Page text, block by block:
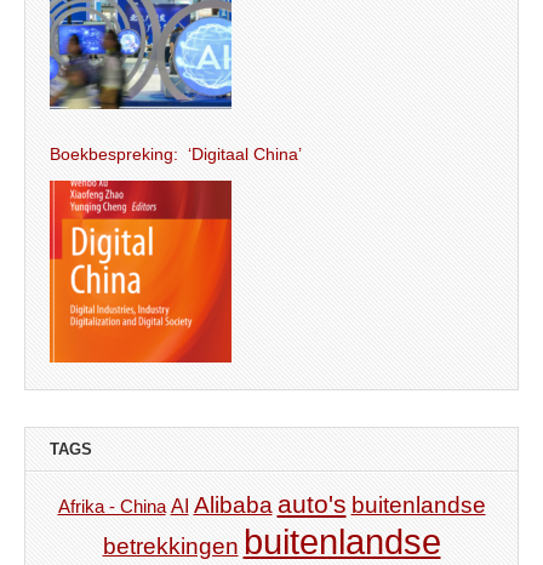
Boekbespreking: ‘Digitaal China’
TAGS
Afrika - China AI Alibaba auto's buitenlandse
betrekkingen buitenlandse